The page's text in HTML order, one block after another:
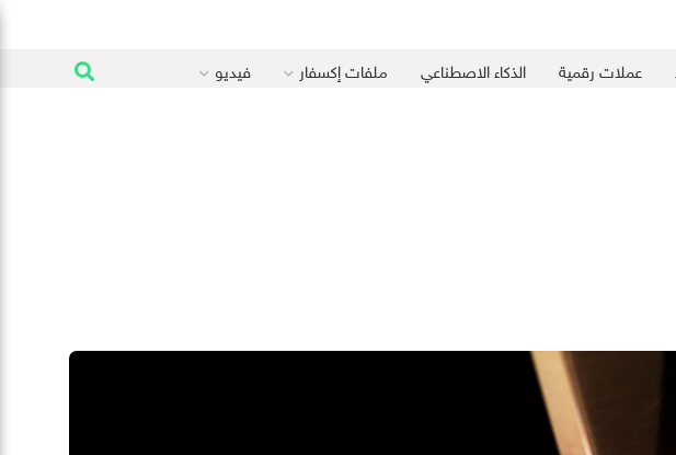
عملات رقمية الذكاء الاصطناعي ملفات إكسفار فيديو